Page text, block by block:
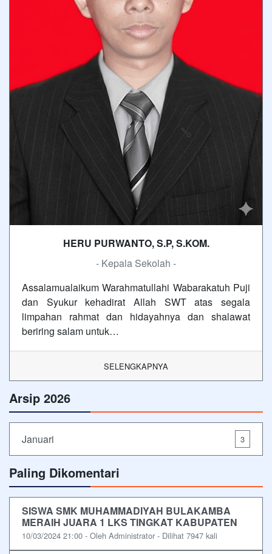
HERU PURWANTO, S.P, S.KOM.
- Kepala Sekolah -
Assalamualaikum Warahmatullahi Wabarakatuh Puji
dan Syukur kehadirat Allah SWT atas segala
limpahan rahmat dan hidayahnya dan shalawat
beriring salam untuk…
SELENGKAPNYA
Arsip 2026
Januari 3
Paling Dikomentari
SISWA SMK MUHAMMADIYAH BULAKAMBA
MERAIH JUARA 1 LKS TINGKAT KABUPATEN
10/03/2024 21:00 - Oleh Administrator - Dilihat 7947 kali